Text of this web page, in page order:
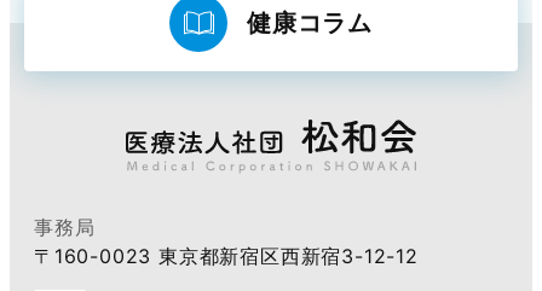
健康コラム
事務局
〒160-0023 東京都新宿区西新宿3-12-12